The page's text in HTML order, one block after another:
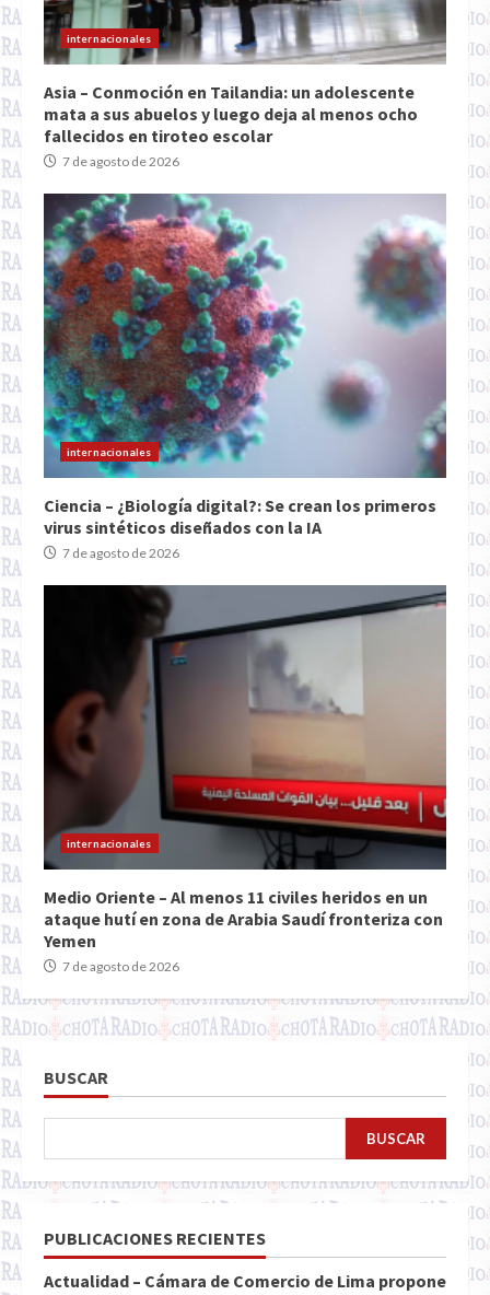
internacionales
Asia – Conmoción en Tailandia: un adolescente
mata a sus abuelos y luego deja al menos ocho
fallecidos en tiroteo escolar
7 de agosto de 2026
internacionales
Ciencia – ¿Biología digital?: Se crean los primeros
virus sintéticos diseñados con la IA
7 de agosto de 2026
internacionales
Medio Oriente – Al menos 11 civiles heridos en un
ataque hutí en zona de Arabia Saudí fronteriza con
Yemen
7 de agosto de 2026
BUSCAR
BUSCAR
PUBLICACIONES RECIENTES
Actualidad – Cámara de Comercio de Lima propone